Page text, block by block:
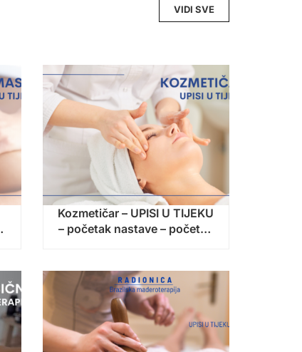
VIDI SVE
Kozmetičar – UPISI U TIJEKU
– početak nastave – početak